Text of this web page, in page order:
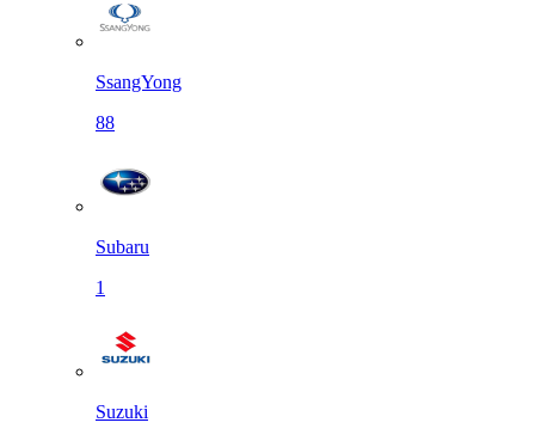
SsangYong
88
Subaru
1
Suzuki